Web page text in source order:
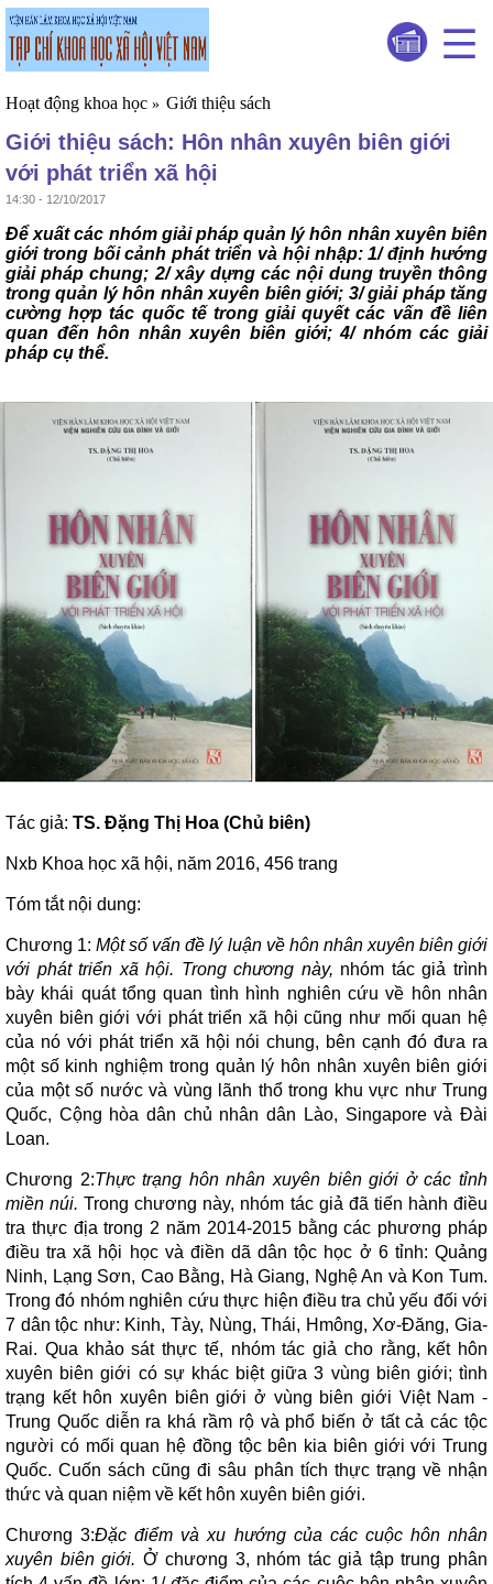
Hoạt động khoa học » Giới thiệu sách
Giới thiệu sách: Hôn nhân xuyên biên giới
với phát triển xã hội
14:30 - 12/10/2017
Để xuất các nhóm giải pháp quản lý hôn nhân xuyên biên
giới trong bối cảnh phát triển và hội nhập: 1/ định hướng
giải pháp chung; 2/ xây dựng các nội dung truyền thông
trong quản lý hôn nhân xuyên biên giới; 3/ giải pháp tăng
cường hợp tác quốc tế trong giải quyết các vấn đề liên
quan đến hôn nhân xuyên biên giới; 4/ nhóm các giải
pháp cụ thể.
Tác giả: TS. Đặng Thị Hoa (Chủ biên)
Nxb Khoa học xã hội, năm 2016, 456 trang
Tóm tắt nội dung:
Chương 1:Một số vấn đề lý luận về hôn nhân xuyên biên giới
với phát triển xã hội. Trong chương này, nhóm tác giả trình
bày khái quát tổng quan tình hình nghiên cứu về hôn nhân
xuyên biên giới với phát triển xã hội cũng như mối quan hệ
của nó với phát triển xã hội nói chung, bên cạnh đó đưa ra
một số kinh nghiệm trong quản lý hôn nhân xuyên biên giới
của một số nước và vùng lãnh thổ trong khu vực như Trung
Quốc, Cộng hòa dân chủ nhân dân Lào, Singapore và Đài
Loan.
Chương 2:Thực trạng hôn nhân xuyên biên giới ở các tỉnh
miền núi.Trong chương này, nhóm tác giả đã tiến hành điều
tra thực địa trong 2 năm 2014-2015 bằng các phương pháp
điều tra xã hội học và điền dã dân tộc học ở 6 tỉnh: Quảng
Ninh, Lạng Sơn, Cao Bằng, Hà Giang, Nghệ An và Kon Tum.
Trong đó nhóm nghiên cứu thực hiện điều tra chủ yếu đối với
7 dân tộc như: Kinh, Tày, Nùng, Thái, Hmông, Xơ-Đăng, Gia-
Rai. Qua khảo sát thực tế, nhóm tác giả cho rằng, kết hôn
xuyên biên giới có sự khác biệt giữa 3 vùng biên giới; tình
trạng kết hôn xuyên biên giới ở vùng biên giới Việt Nam -
Trung Quốc diễn ra khá rầm rộ và phổ biến ở tất cả các tộc
người có mối quan hệ đồng tộc bên kia biên giới với Trung
Quốc. Cuốn sách cũng đi sâu phân tích thực trạng về nhận
thức và quan niệm về kết hôn xuyên biên giới.
Chương 3:Đặc điểm và xu hướng của các cuộc hôn nhân
xuyên biên giới. Ở chương 3, nhóm tác giả tập trung phân